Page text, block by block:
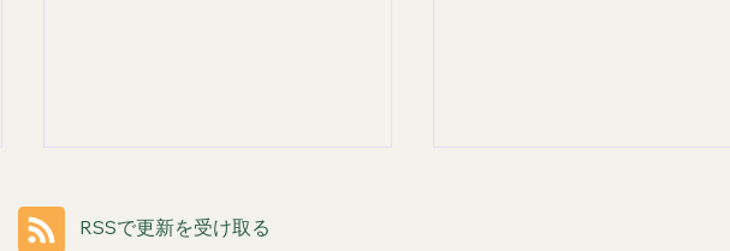
RSSで更新を受け取る